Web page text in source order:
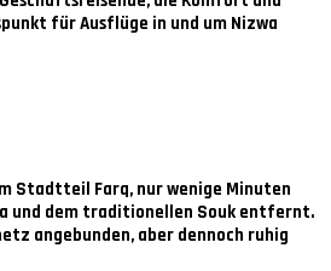
für Ausflüge in und um Nizwa
Stadtteil Farq, nur wenige Minuten
und dem traditionellen Souk entfernt.
angebunden, aber dennoch ruhig